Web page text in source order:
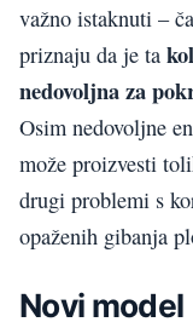
važno istaknuti –
priznaju da je ta
nedovoljna za
Osim nedovoljne
može proizvesti
drugi problemi s
opaženih gibanja
Novi model